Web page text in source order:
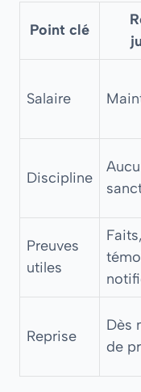
Point clé
Salaire
Discipline
Preuves
utiles
Reprise
Dès
de